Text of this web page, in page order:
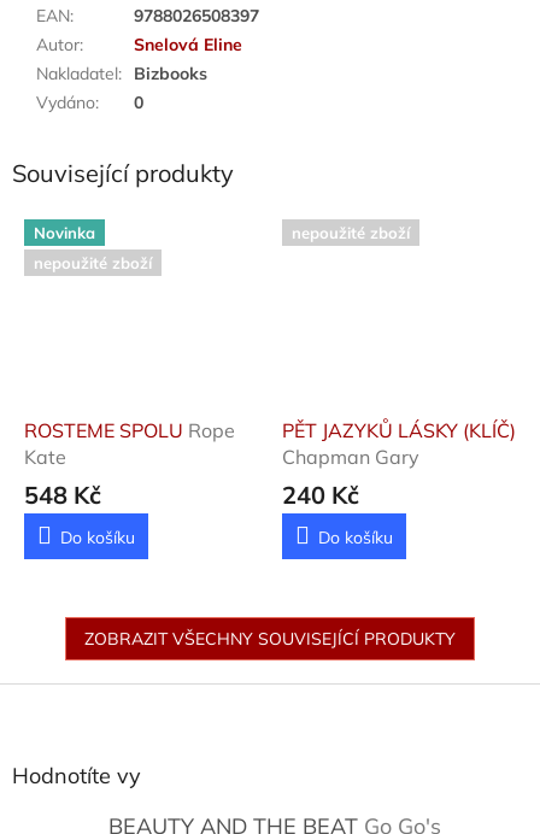
EAN:
9788026508397
Autor:
Snelová Eline
Nakladatel:
Bizbooks
Vydáno: 0
Související produkty
Novinka
nepoužité zboží
ROSTEME SPOLU Rope
Kate
548 Kč
Do košíku
nepoužité zboží
PĚT JAZYKŮ LÁSKY (KLÍČ)
Chapman Gary
240 Kč
Do košíku
ZOBRAZIT VŠECHNY SOUVISEJÍCÍ PRODUKTY
Hodnotíte vy
BEAUTY AND THE BEAT Go Go's